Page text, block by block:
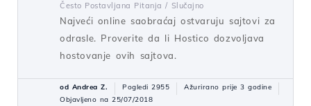
Često Postavljana Pitanja / Slučajno
Najveći online saobraćaj ostvaruju sajtovi za
odrasle. Proverite da li Hostico dozvoljava
hostovanje ovih sajtova.
od Andrea Z. Pogledi 2955
Ažurirano prije 3 godine
Objavljeno na 25/07/2018